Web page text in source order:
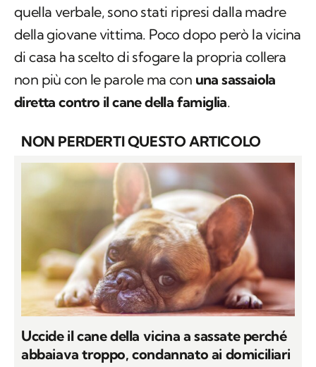
quella verbale, sono stati ripresi dalla madre
della giovane vittima. Poco dopo però la vicina
di casa ha scelto di sfogare la propria collera
non più con le parole ma con una sassaiola
diretta contro il cane della famiglia.
NON PERDERTI QUESTO ARTICOLO
Uccide il cane della vicina a sassate perché
abbaiava troppo, condannato ai domiciliari